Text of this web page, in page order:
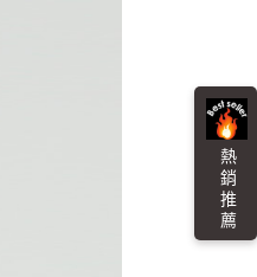
熱 銷 推 薦
司）所提供，讓
將買賣／分期付
帳款。
店將以您的個人
集、處理及利
對及更正。
可透過四大超商
成。
取消訂單，請聯
需透過AFTEE
為準，若有關於
「AFTEE先享後
付」服務完成之
相關給付款項請